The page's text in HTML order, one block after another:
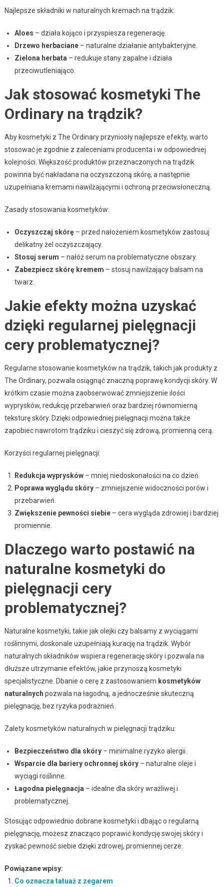
Najlepsze składniki w naturalnych kremach na trądzik:
Aloes – działa kojąco i przyspiesza regenerację.
Drzewo herbaciane– naturalne działanie antybakteryjne.
Zielona herbata – redukuje stany zapalne i działa
przeciwutleniająco.
Jak stosować kosmetyki The
Ordinary na trądzik?
Aby kosmetyki z The Ordinary przyniosły najlepsze efekty, warto
stosować je zgodnie z zaleceniami producenta i w odpowiedniej
kolejności. Większość produktów przeznaczonych na trądzik
powinna być nakładana na oczyszczoną skórę, a następnie
uzupełniana kremami nawilżającymi i ochroną przeciwsłoneczną.
Zasady stosowania kosmetyków:
Oczyszczaj skórę– przed nałożeniem kosmetyków zastosuj
delikatny żel oczyszczający.
Stosuj serum – nałóż serum na problematyczne obszary.
Zabezpiecz skórę kremem – stosuj nawilżający balsam na
twarz.
Jakie efekty można uzyskać
dzięki regularnej pielęgnacji
cery problematycznej?
Regularne stosowanie kosmetyków na trądzik, takich jak produkty z
The Ordinary, pozwala osiągnąć znaczną poprawę kondycji skóry. W
krótkim czasie można zaobserwować zmniejszenie ilości
wyprysków, redukcję przebarwień oraz bardziej równomierną
teksturę skóry. Dzięki odpowiedniej pielęgnacji można także
zapobiec nawrotom trądziku i cieszyć się zdrową, promienną cerą.
Korzyści regularnej pielęgnacji:
Redukcja wyprysków– mniej niedoskonałości na co dzień.
Poprawa wyglądu skóry– zmniejszenie widoczności porów i
przebarwień.
Zwiększenie pewności siebie– cera wygląda zdrowiej i bardziej
promiennie.
Dlaczego warto postawić na
naturalne kosmetyki do
pielęgnacji cery
problematycznej?
Naturalne kosmetyki, takie jak olejki czy balsamy z wyciągami
roślinnymi, doskonale uzupełniają kurację na trądzik. Wybór
naturalnych składników wspiera regenerację skóry i pozwala na
dłuższe utrzymanie efektów, jakie przynoszą kosmetyki
specjalistyczne. Dbanie o cerę z zastosowaniem kosmetyków
naturalnych pozwala na łagodną, a jednocześnie skuteczną
pielęgnację, bez ryzyka podrażnień.
Zalety kosmetyków naturalnych w pielęgnacji trądziku:
Bezpieczeństwo dla skóry– minimalne ryzyko alergii.
Wsparcie dla bariery ochronnej skóry– naturalne oleje i
wyciągi roślinne.
Łagodna pielęgnacja – idealne dla skóry wrażliwej i
problematycznej.
Stosując odpowiednio dobrane kosmetyki i dbając o regularną
pielęgnację, możesz znacząco poprawić kondycję swojej skóry i
zyskać pewność siebie dzięki zdrowej, promiennej cerze.
Powiązane wpisy:
Co oznacza tatuaż z zegarem